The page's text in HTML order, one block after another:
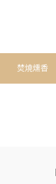
焚燒燻香